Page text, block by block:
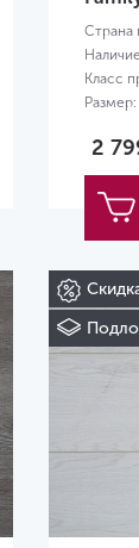
Страна
Класс
Размер:
2